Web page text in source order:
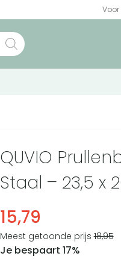
QUVIO
Staal – 23,5 x
15,79
Meest getoonde prijs18,95
Je bespaart 17%